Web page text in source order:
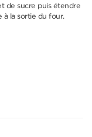
de sucre puis étendre
à la sortie du four.